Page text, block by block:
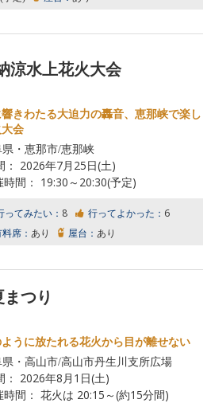
涼水上花火大会
きわたる大迫力の轟音、恵那峡で楽し
会
県・恵那市/恵那峡
2026年7月25日(土)
間： 19:30～20:30(予定)
ってみたい： 8 行ってよかった： 6
料席： あり 屋台： あり
つり
うに放たれる花火から目が離せない
県・高山市/高山市丹生川支所広場
2026年8月1日(土)
間： 花火は 20:15～(約15分間)